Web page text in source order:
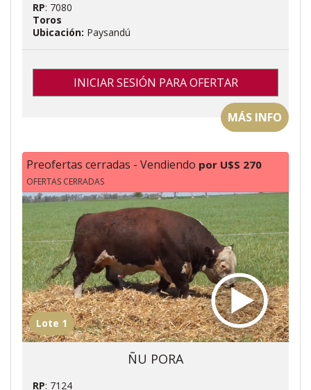
RP: 7080
Toros
Ubicación: Paysandú
INICIAR SESIÓN PARA OFERTAR
MÁS INFO
Preofertas cerradas - Vendiendo por U$S 270
OFERTAS CERRADAS
Lote 1
ÑU PORA
RP: 7124